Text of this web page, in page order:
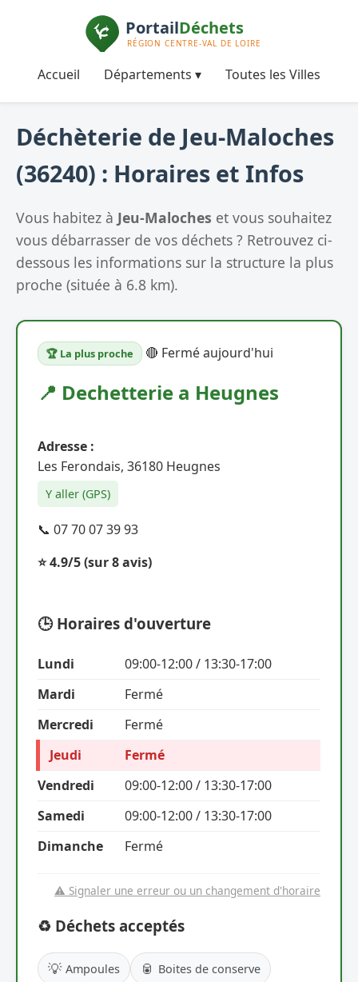
Accueil Départements ▾ Toutes les Villes
Déchèterie de Jeu-Maloches
(36240) : Horaires et Infos
Vous habitez à Jeu-Maloches et vous souhaitez
vous débarrasser de vos déchets ? Retrouvez ci-
dessous les informations sur la structure la plus
proche (située à 6.8 km).
🏆 La plus proche 🔴 Fermé aujourd'hui
📍 Dechetterie a Heugnes
Adresse :
Les Ferondais, 36180 Heugnes
Y aller (GPS)
📞 07 70 07 39 93
⭐ 4.9/5(sur 8 avis)
🕒 Horaires d'ouverture
Lundi
09:00-12:00 / 13:30-17:00
Mardi
Fermé
Mercredi
Fermé
Jeudi
Fermé
Vendredi
09:00-12:00 / 13:30-17:00
Samedi
09:00-12:00 / 13:30-17:00
Dimanche
Fermé
⚠️ Signaler une erreur ou un changement d'horaire
♻️ Déchets acceptés
💡 Ampoules 🥫 Boites de conserve